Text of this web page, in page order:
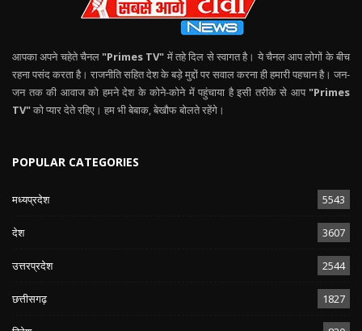
आपका अपने चहेते चैनल "Primes TV" में तहे दिल से स्वागत है। ये चैनल आप लोगों के बीच
रहना पसंद करता है। राजनीति सहित देश के बड़े मुद्दों पर सवाल करना ही हमारी पहचान है। जन-
जन तक की आवाज को हमने देश के कोने-कोने में पहुंचाया है इसी तरीके से आप "Primes
TV"को प्यार देते रहिए। हम भी बेबाक, बेखौफ बोलते रहेंगे।
POPULAR CATEGORIES
मध्यप्रदेश 5543
देश 3607
उत्तरप्रदेश 2544
छत्तीसगढ़ 1827